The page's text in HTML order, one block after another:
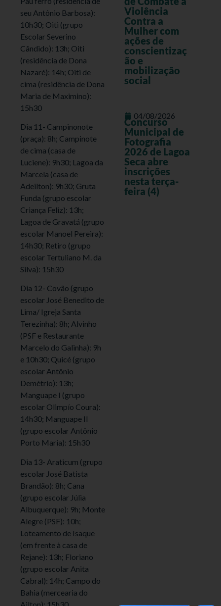
seu Antônio Barbosa):
10h30; Oiti (grupo
Escolar Severino
Cândido): 13h; Oiti
(residência de Dona
Nazaré): 14h; Oiti de
cima (residência de Dona
Maria de Maximino):
15h30
Dia 11- Campinonote
(praça): 8h; Campinote
de cima (casa de
Luciene): 9h30; Lagoa da
Marcela (casa de
Adeilton): 9h30; Gruta
Funda (grupo escolar
Criança Feliz): 13h;
Lagoa de Gravatá (grupo
escolar Manoel Pereira):
14h30; Retiro (grupo
escolar Tertuliano M. da
Silva): 15h30
Dia 12- Covão (grupo
escolar José Benedito de
Lima/ Igreja Santa
Terezinha): 8h; Alvinho
(PSF e Restaurante
Marcelo do Galinha): 9h
e 10h30; Quicé (grupo
escolar Antônio
Demétrio): 13h;
Manguape I (grupo
escolar Olimpío Coura):
14h30; Manguape II
(grupo escolar Antônio
Porto Maria): 15h30
Dia 13- Araticum (grupo
escolar José Batista
Brandão): 8h; Cana
(grupo escolar Júlia
Albuquerque): 9h; Monte
Alegre (PSF): 10h;
Loteamento de Isaque
(em frente à casa de
Rejane): 13h; Floriano
(grupo escolar Anita
Cabral): 14h; Campo do
Bahia (mercearia do
Violência
Contra a
Mulher com
ações de
conscientizaç
ão e
mobilização
social
04/08/2026
Concurso
Municipal de
Fotografia
2026 de Lagoa
Seca abre
inscrições
nesta terça-
feira (4)